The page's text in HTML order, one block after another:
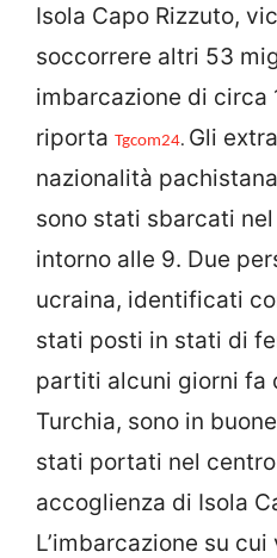
Isola Capo Rizzuto,
soccorrere altri 53
imbarcazione di circa
riporta Tgcom24. Gli
nazionalità
sono stati sbarcati
intorno alle 9. Due
ucraina, identificati
stati posti in stati di
partiti alcuni giorni fa
Turchia, sono in
stati portati nel
accoglienza di Isola
L’imbarcazione su